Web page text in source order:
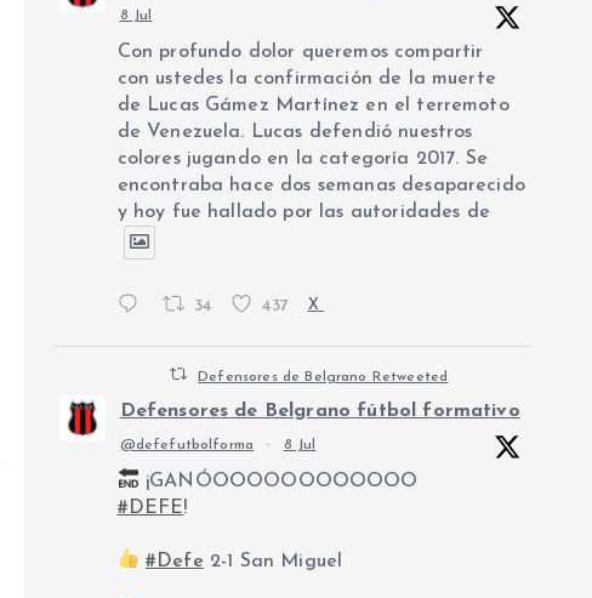
8 Jul
Con profundo dolor queremos compartir
con ustedes la confirmación de la muerte
de Lucas Gámez Martínez en el terremoto
de Venezuela. Lucas defendió nuestros
colores jugando en la categoría 2017. Se
encontraba hace dos semanas desaparecido
y hoy fue hallado por las autoridades de
34 437 X
Defensores de Belgrano Retweeted
Defensores de Belgrano fútbol formativo
@defefutbolforma · 8 Jul
¡GANÓOOOOOOOOOOOO
#DEFE!
#Defe 2-1 San Miguel